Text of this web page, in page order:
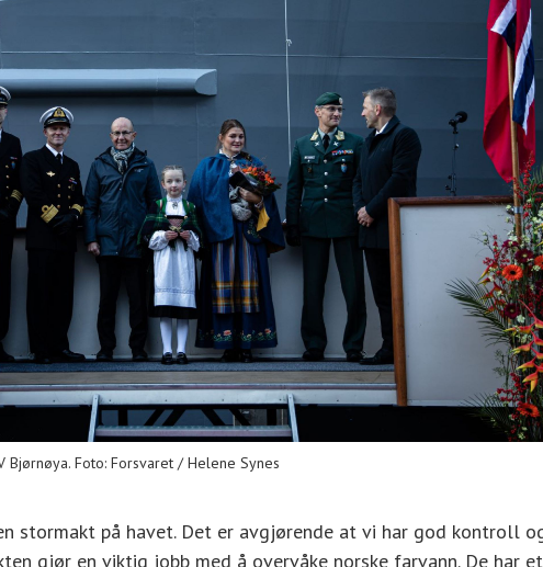
Foto: Forsvaret / Helene Synes
stormakt på havet. Det er avgjørende at vi har god kontroll
gjør en viktig jobb med å overvåke norske farvann. De har et